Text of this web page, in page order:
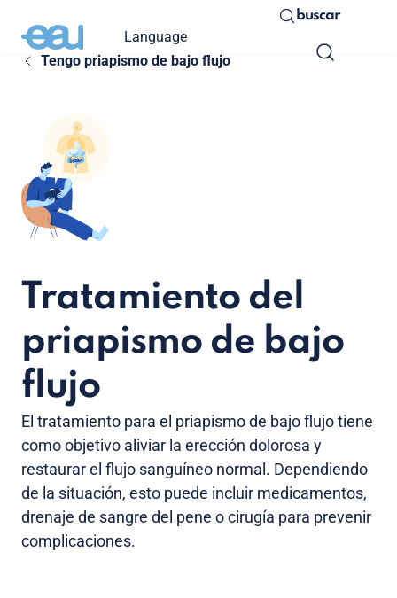
Language
buscar
Tengo priapismo de bajo flujo
Tratamiento del
priapismo de bajo
flujo
El tratamiento para el priapismo de bajo flujo tiene
como objetivo aliviar la erección dolorosa y
restaurar el flujo sanguíneo normal. Dependiendo
de la situación, esto puede incluir medicamentos,
drenaje de sangre del pene o cirugía para prevenir
complicaciones.